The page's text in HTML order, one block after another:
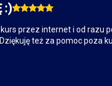
:)
przez internet i od razu
też za pomoc poza